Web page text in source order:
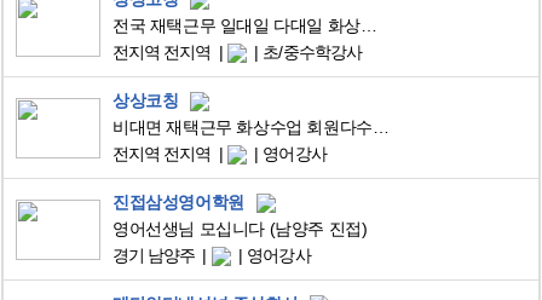
전국 재택근무 일대일 다대일 화상수업
전지역 전지역
초/중수학강사
상상코칭
전지역 전지역
영어강사
진접삼성영어학원
영어선생님 모십니다 (남양주 진접)
경기 남양주
영어강사